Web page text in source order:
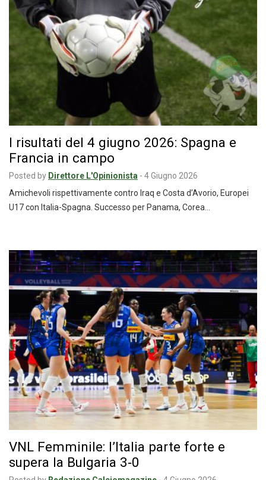
I risultati del 4 giugno 2026: Spagna e
Francia in campo
Posted by Direttore L'Opinionista - 4 Giugno 2026
Amichevoli rispettivamente contro Iraq e Costa d’Avorio, Europei
U17 con Italia-Spagna. Successo per Panama, Corea…
VNL Femminile: l’Italia parte forte e
supera la Bulgaria 3‑0